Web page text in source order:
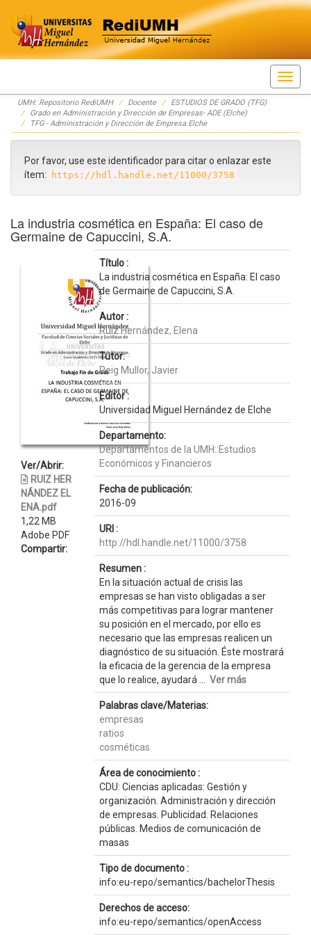
Skip
navigation
UMH: Repositorio RediUMH Docente
ESTUDIOS DE GRADO (TFG)
Grado en Administración y Dirección de Empresas- ADE (Elche)
TFG - Administración y Dirección de Empresa Elche
Por favor, use este identificador para citar o enlazar este
ítem:
https://hdl.handle.net/11000/3758
La industria cosmética en España: El caso de
Germaine de Capuccini, S.A.
Ver/Abrir:
RUIZ HER
NÁNDEZ EL
ENA.pdf
1,22 MB
Adobe PDF
Compartir:
Título :
La industria cosmética en España: El caso
de Germaine de Capuccini, S.A.
Autor :
Ruiz Hernández, Elena
Tutor:
Reig Mullor, Javier
Editor :
Universidad Miguel Hernández de Elche
Departamento:
Departamentos de la UMH::Estudios
Económicos y Financieros
Fecha de publicación:
2016-09
URI :
http://hdl.handle.net/11000/3758
Resumen :
En la situación actual de crisis las
empresas se han visto obligadas a ser
más competitivas para lograr mantener
su posición en el mercado, por ello es
necesario que las empresas realicen un
diagnóstico de su situación. Éste mostrará
la eficacia de la gerencia de la empresa
que lo realice, ayudará ... Ver más
Palabras clave/Materias:
empresas
ratios
cosméticas
Área de conocimiento :
CDU: Ciencias aplicadas: Gestión y
organización. Administración y dirección
de empresas. Publicidad. Relaciones
públicas. Medios de comunicación de
masas
Tipo de documento :
info:eu-repo/semantics/bachelorThesis
Derechos de acceso:
info:eu-repo/semantics/openAccess